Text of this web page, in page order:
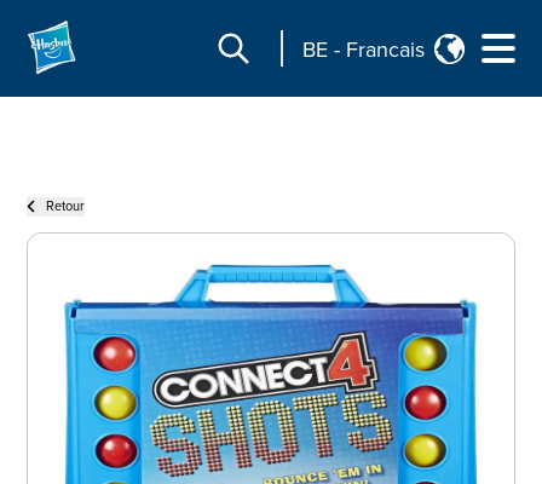
BE - Francais
Retour